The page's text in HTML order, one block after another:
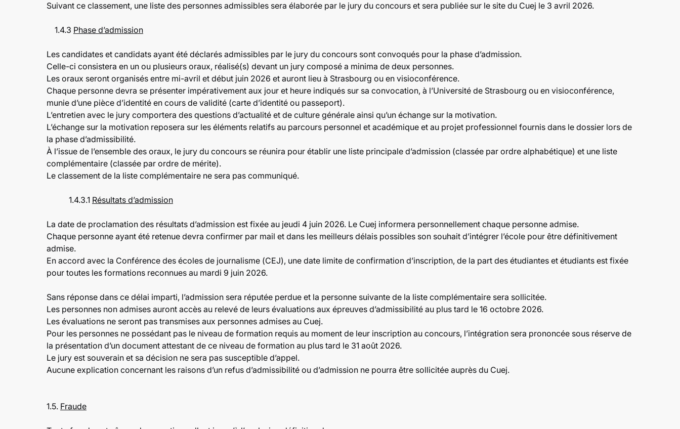
Suivant ce classement, une liste des personnes admissibles sera élaborée par le jury du concours et sera publiée sur le site du Cuej le 3 avril 2026.
1.4.3 Phase d’admission
Les candidates et candidats ayant été déclarés admissibles par le jury du concours sont convoqués pour la phase d’admission.
Celle-ci consistera en un ou plusieurs oraux, réalisé(s) devant un jury composé a minima de deux personnes.
Les oraux seront organisés entre mi-avril et début juin 2026 et auront lieu à Strasbourg ou en visioconférence.
Chaque personne devra se présenter impérativement aux jour et heure indiqués sur sa convocation, à l’Université de Strasbourg ou en visioconférence,
munie d’une pièce d’identité en cours de validité (carte d’identité ou passeport).
L’entretien avec le jury comportera des questions d’actualité et de culture générale ainsi qu’un échange sur la motivation.
L’échange sur la motivation reposera sur les éléments relatifs au parcours personnel et académique et au projet professionnel fournis dans le dossier lors de
la phase d’admissibilité.
À l’issue de l’ensemble des oraux, le jury du concours se réunira pour établir une liste principale d’admission (classée par ordre alphabétique) et une liste
complémentaire (classée par ordre de mérite).
Le classement de la liste complémentaire ne sera pas communiqué.
1.4.3.1 Résultats d’admission
La date de proclamation des résultats d’admission est fixée au jeudi 4 juin 2026. Le Cuej informera personnellement chaque personne admise.
Chaque personne ayant été retenue devra confirmer par mail et dans les meilleurs délais possibles son souhait d’intégrer l’école pour être définitivement
admise.
En accord avec la Conférence des écoles de journalisme (CEJ), une date limite de confirmation d’inscription, de la part des étudiantes et étudiants est fixée
pour toutes les formations reconnues au mardi 9 juin 2026.
Sans réponse dans ce délai imparti, l’admission sera réputée perdue et la personne suivante de la liste complémentaire sera sollicitée.
Les personnes non admises auront accès au relevé de leurs évaluations aux épreuves d’admissibilité au plus tard le 16 octobre 2026.
Les évaluations ne seront pas transmises aux personnes admises au Cuej.
Pour les personnes ne possédant pas le niveau de formation requis au moment de leur inscription au concours, l’intégration sera prononcée sous réserve de
la présentation d’un document attestant de ce niveau de formation au plus tard le 31 août 2026.
Le jury est souverain et sa décision ne sera pas susceptible d’appel.
Aucune explication concernant les raisons d’un refus d’admissibilité ou d’admission ne pourra être sollicitée auprès du Cuej.
1.5. Fraude